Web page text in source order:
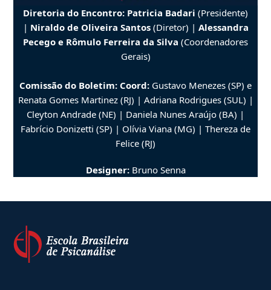
Diretoria do Encontro: Patricia Badari (Presidente)
| Niraldo de Oliveira Santos(Diretor) | Alessandra
Pecego e Rômulo Ferreira da Silva (Coordenadores
Gerais)
Comissão do Boletim: Coord: Gustavo Menezes (SP) e
Renata Gomes Martinez (RJ) | Adriana Rodrigues (SUL) |
Cleyton Andrade (NE) | Daniela Nunes Araújo (BA) |
Fabrício Donizetti (SP) | Olívia Viana (MG) | Thereza de
Felice (RJ)
Designer: Bruno Senna